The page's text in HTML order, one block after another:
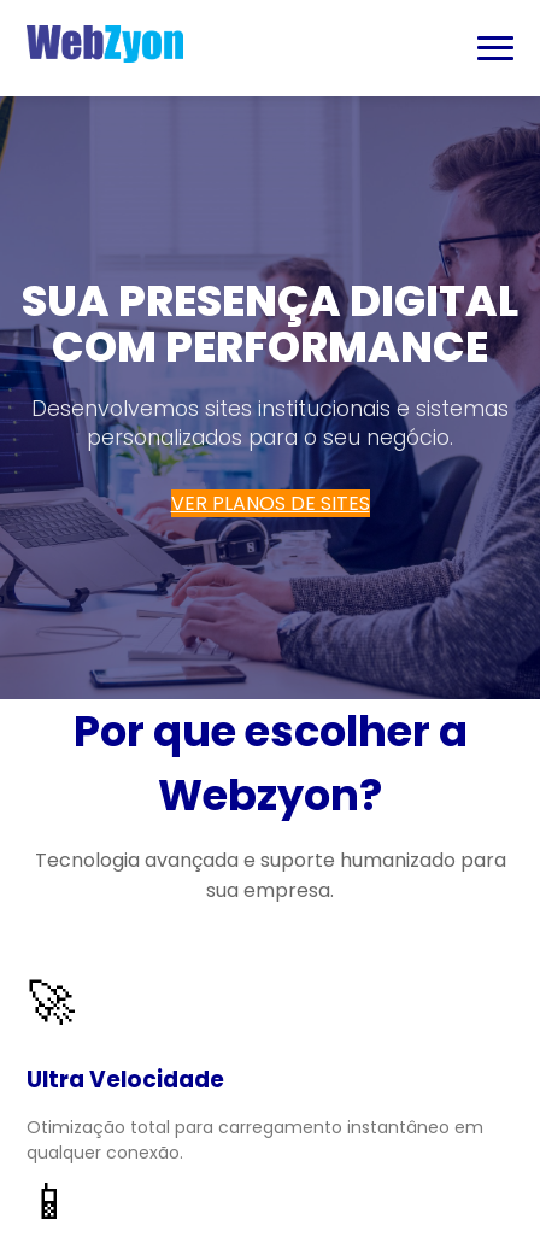
SUA PRESENÇA DIGITAL
COM PERFORMANCE
Desenvolvemos sites institucionais e sistemas
personalizados para o seu negócio.
VER PLANOS DE SITES
HOSPEDAGEM ESTÁVEL
E SEGURA
Seu site online 24h por dia com servidores SSD
de alta velocidade.
CONHECER HOSPEDAGEM
Por que escolher a
Webzyon?
Tecnologia avançada e suporte humanizado para
sua empresa.
🚀
Ultra Velocidade
Otimização total para carregamento instantâneo em
qualquer conexão.
📱